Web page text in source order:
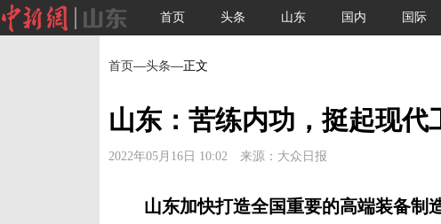
首页 头条 山东 国内 国际
首页—头条—正文
山东：苦练内功，挺起现代
2022年05月16日 10:02 来源：大众日报
山东加快打造全国重要的高端装备制